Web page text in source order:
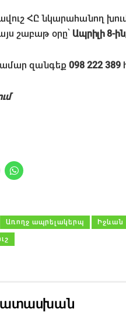
ՀԸ նկարահանող
շաբաթ օրը՝ Ապրիլի 8-
զանգեք 098 222 389
Առողջ ապրելակերպ Իջևան